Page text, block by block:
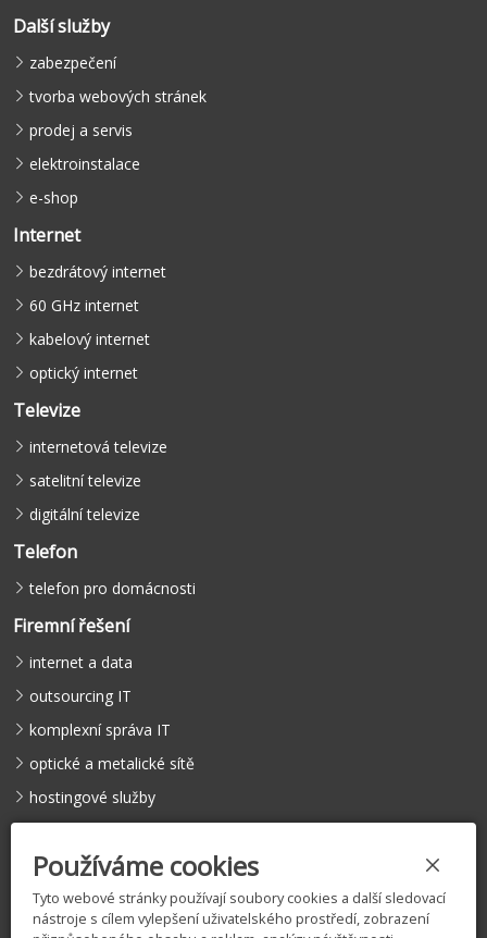
Další služby
zabezpečení
tvorba webových stránek
prodej a servis
elektroinstalace
e-shop
Internet
bezdrátový internet
60 GHz internet
kabelový internet
optický internet
Televize
internetová televize
satelitní televize
digitální televize
Telefon
telefon pro domácnosti
Firemní řešení
internet a data
outsourcing IT
komplexní správa IT
optické a metalické sítě
hostingové služby
©COMFEEL s.r.o., 2005 – 2026 |Licence|Vyjádření k existenci
Používáme cookies
Tyto webové stránky používají soubory cookies a další sledovací
nástroje s cílem vylepšení uživatelského prostředí, zobrazení